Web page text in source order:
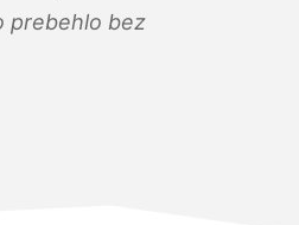
prebehlo bez